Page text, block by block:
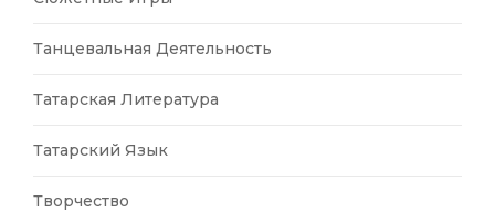
Танцевальная Деятельность
Татарская Литература
Татарский Язык
Творчество